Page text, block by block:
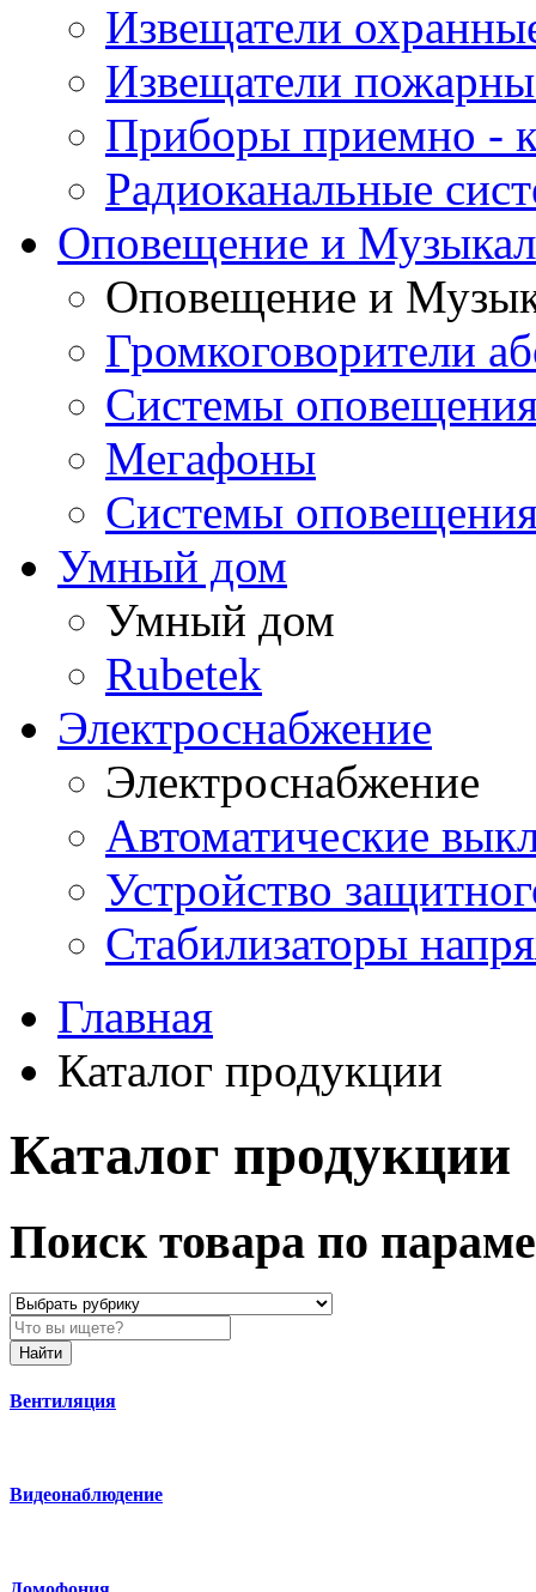
Извещатели
Извещатели
Приборы приемно -
Радиоканальные
Оповещение и
Оповещение и
Громкоговорители
Системы
Мегафоны
Системы
Умный дом
Умный дом
Rubetek
Электроснабжение
Электроснабжение
Автоматические
Устройство
Стабилизаторы
Главная
Каталог продукции
Каталог продукции
Поиск товара по
Найти
Вентиляция
Видеонаблюдение